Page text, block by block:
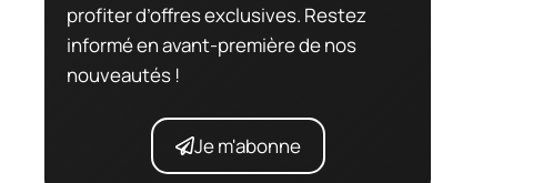
profiter d’offres exclusives. Restez
informé en avant-première de nos
nouveautés !
Je m'abonne